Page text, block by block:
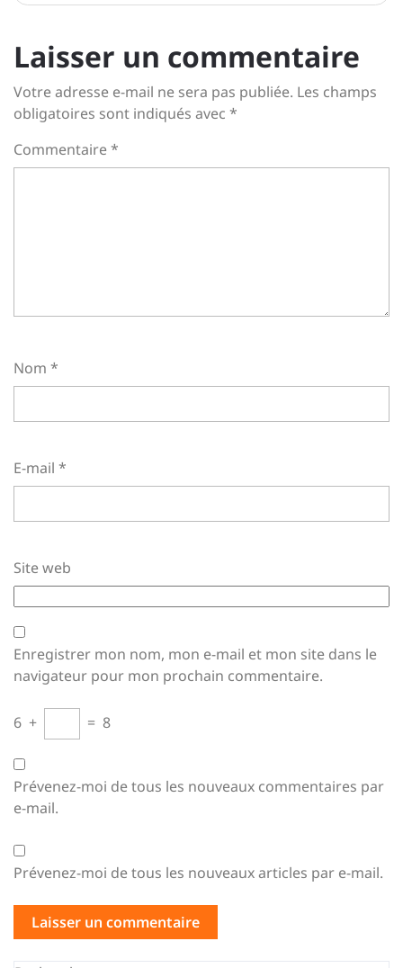
Laisser un commentaire
Votre adresse e-mail ne sera pas publiée. Les champs
obligatoires sont indiqués avec *
Commentaire*
Nom *
E-mail *
Site web
Enregistrer mon nom, mon e-mail et mon site dans le
navigateur pour mon prochain commentaire.
6 + = 8
Prévenez-moi de tous les nouveaux commentaires par
e-mail.
Prévenez-moi de tous les nouveaux articles par e-mail.